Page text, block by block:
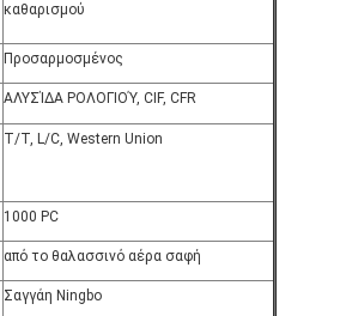
καθαρισμού
Προσαρμοσμένος
ΑΛΥΣΊΔΑ ΡΟΛΟΓΙΟΎ, CIF, CFR
T/T, L/C, Western Union
1000 PC
από το θαλασσινό αέρα σαφή
Σαγγάη Ningbo